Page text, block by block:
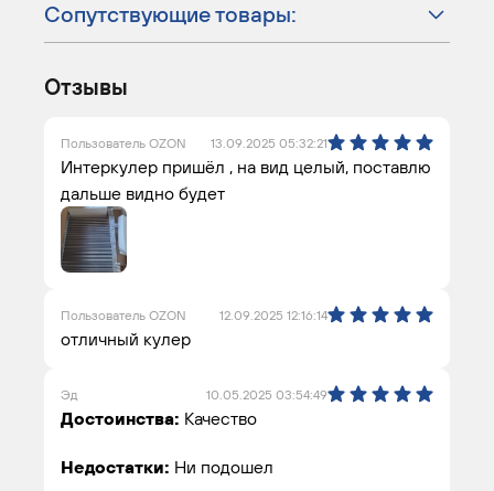
Сопутствующие товары:
Отзывы
Пользователь OZON 13.09.2025 05:32:21
Интеркулер пришёл , на вид целый, поставлю
дальше видно будет
Пользователь OZON 12.09.2025 12:16:14
отличный кулер
Эд 10.05.2025 03:54:49
Достоинства: Качество
Недостатки: Ни подошел